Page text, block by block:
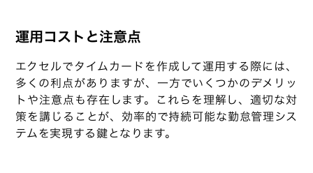
運用コストと注意点
エクセルでタイムカードを作成して運用する際には、
多くの利点がありますが、一方でいくつかのデメリッ
トや注意点も存在します。これらを理解し、適切な対
策を講じることが、効率的で持続可能な勤怠管理シス
テムを実現する鍵となります。